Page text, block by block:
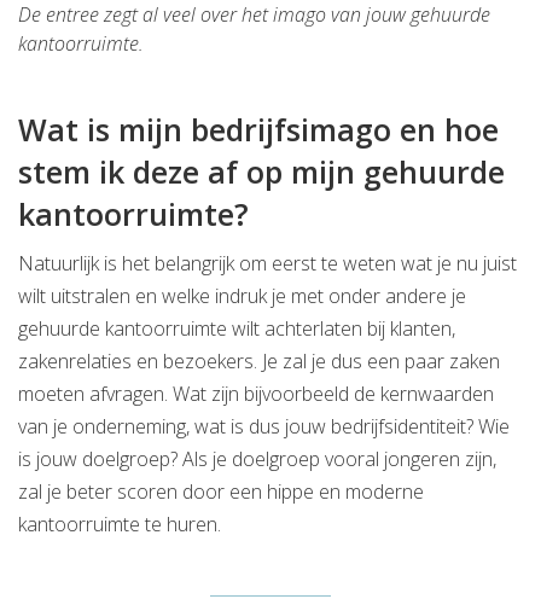
De entree zegt al veel over het imago van jouw gehuurde
kantoorruimte.
Wat is mijn bedrijfsimago en hoe
stem ik deze af op mijn gehuurde
kantoorruimte?
Natuurlijk is het belangrijk om eerst te weten wat je nu juist
wilt uitstralen en welke indruk je met onder andere je
gehuurde kantoorruimte wilt achterlaten bij klanten,
zakenrelaties en bezoekers. Je zal je dus een paar zaken
moeten afvragen. Wat zijn bijvoorbeeld de kernwaarden
van je onderneming, wat is dus jouw bedrijfsidentiteit? Wie
is jouw doelgroep? Als je doelgroep vooral jongeren zijn,
zal je beter scoren door een hippe en moderne
kantoorruimte te huren.